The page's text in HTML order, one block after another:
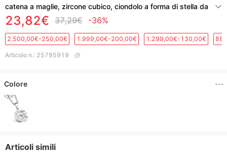
catena a maglie, zircone cubico, ciondolo a forma di stella da
donna
23,82€ 37,29€ -36%
2.500,00€-250,00€ 1.999,00€-200,00€ 1.299,00€-130,00€
Articolo n.: 25795919
Colore
Articoli simili